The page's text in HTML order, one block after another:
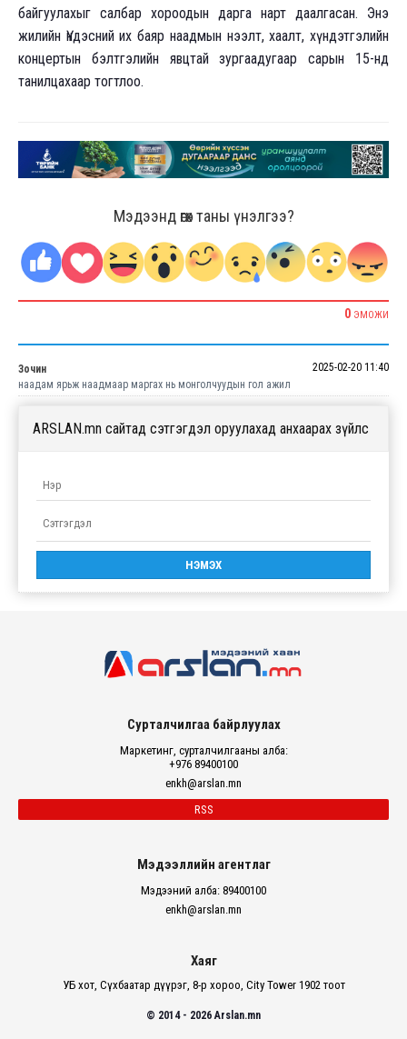
байгуулахыг салбар хороодын дарга нарт даалгасан. Энэ
жилийн Үндэсний их баяр наадмын нээлт, хаалт, хүндэтгэлийн
концертын бэлтгэлийн явцтай зургаадугаар сарын 15-нд
танилцахаар тогтлоо.
Мэдээнд өгөх таны үнэлгээ?
0 ЭМОЖИ
Зочин
2025-02-20 11:40
наадам ярьж наадмаар маргах нь монголчуудын гол ажил
ARSLAN.mn сайтад сэтгэгдэл оруулахад анхаарах зүйлс
Сурталчилгаа байрлуулах
Маркетинг, сурталчилгааны алба:
+976 89400100
enkh@arslan.mn
RSS
Мэдээллийн агентлаг
Мэдээний алба: 89400100
enkh@arslan.mn
Хаяг
УБ хот, Сүхбаатар дүүрэг, 8-р хороо, City Tower 1902 тоот
© 2014 - 2026 Arslan.mn